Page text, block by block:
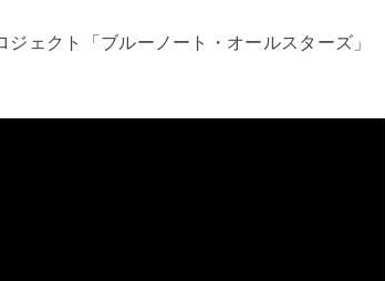
ェクト「ブルーノート・オールスターズ」